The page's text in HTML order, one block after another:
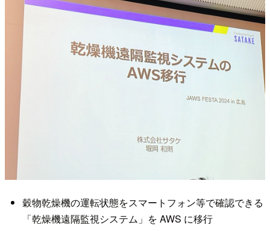
穀物乾燥機の運転状態をスマートフォン等で確認できる
「乾燥機遠隔監視システム」を AWS に移行